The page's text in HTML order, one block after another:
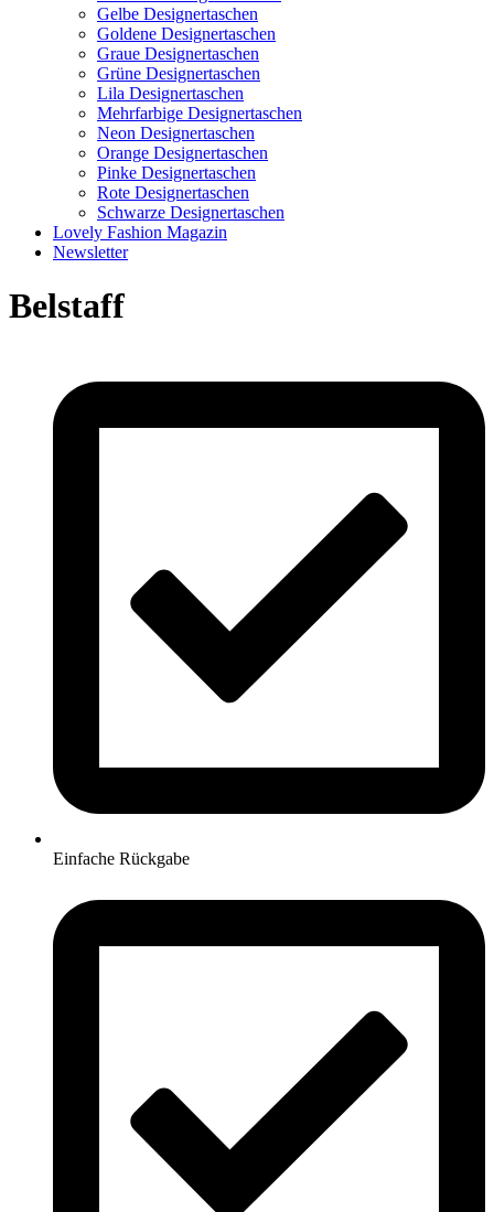
Gelbe Designertaschen
Goldene Designertaschen
Graue Designertaschen
Grüne Designertaschen
Lila Designertaschen
Mehrfarbige Designertaschen
Neon Designertaschen
Orange Designertaschen
Pinke Designertaschen
Rote Designertaschen
Schwarze Designertaschen
Lovely Fashion Magazin
Newsletter
Belstaff
Einfache Rückgabe